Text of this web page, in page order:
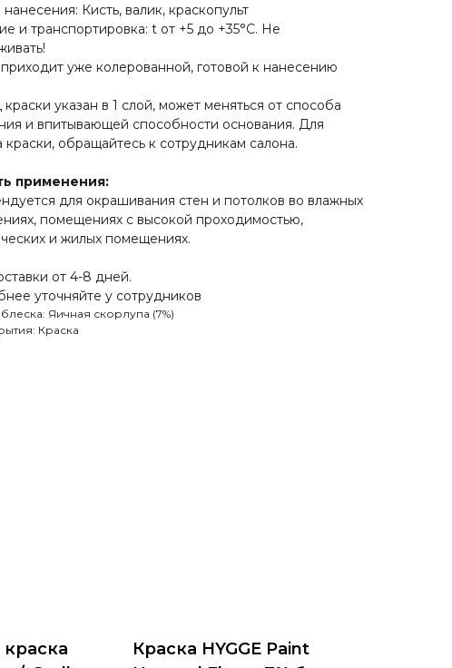
Кисть, валик, краскопульт
и транспортировка: t от +5 до +35°С. Не
уже колерованной, готовой к нанесению
краски указан в 1 слой, может меняться от способа
и впитывающей способности основания. Для
краски, обращайтесь к сотрудникам салона.
применения:
для окрашивания стен и потолков во влажных
помещениях с высокой проходимостью,
и жилых помещениях.
от 4-8 дней.
уточняйте у сотрудников
Яичная скорлупа (7%)
Краска
Краска HYGGE Paint